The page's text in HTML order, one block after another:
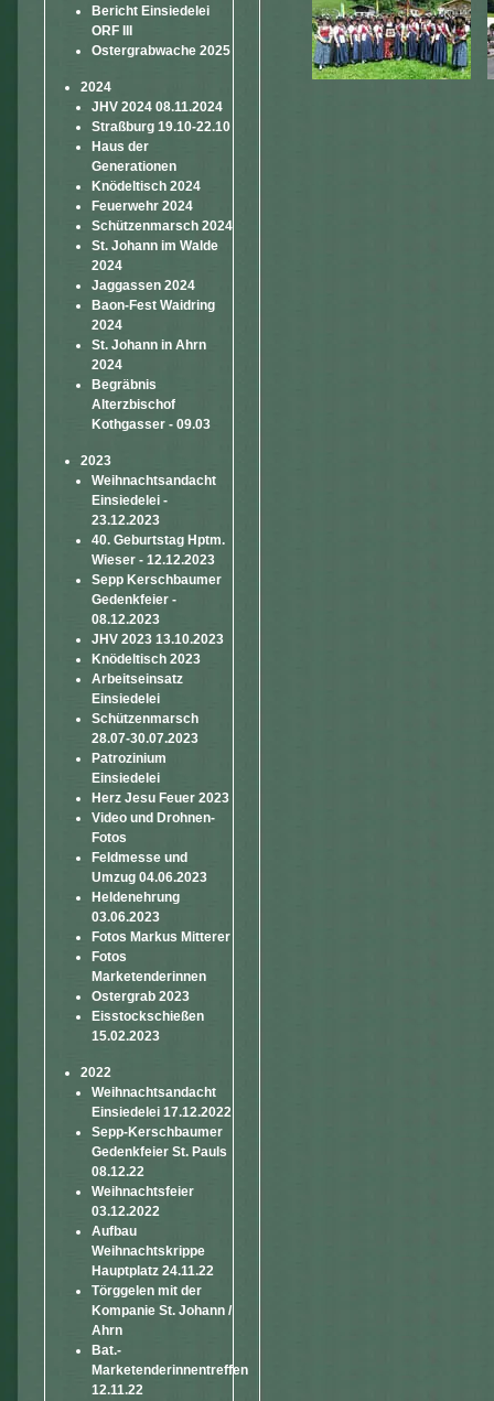
Bericht Einsiedelei
ORF III
Ostergrabwache 2025
2024
JHV 2024 08.11.2024
Straßburg 19.10-22.10
Haus der
Generationen
Knödeltisch 2024
Feuerwehr 2024
Schützenmarsch 2024
St. Johann im Walde
2024
Jaggassen 2024
Baon-Fest Waidring
2024
St. Johann in Ahrn
2024
Begräbnis
Alterzbischof
Kothgasser - 09.03
2023
Weihnachtsandacht
Einsiedelei -
23.12.2023
40. Geburtstag Hptm.
Wieser - 12.12.2023
Sepp Kerschbaumer
Gedenkfeier -
08.12.2023
JHV 2023 13.10.2023
Knödeltisch 2023
Arbeitseinsatz
Einsiedelei
Schützenmarsch
28.07-30.07.2023
Patrozinium
Einsiedelei
Herz Jesu Feuer 2023
Video und Drohnen-
Fotos
Feldmesse und
Umzug 04.06.2023
Heldenehrung
03.06.2023
Fotos Markus Mitterer
Fotos
Marketenderinnen
Ostergrab 2023
Eisstockschießen
15.02.2023
2022
Weihnachtsandacht
Einsiedelei 17.12.2022
Sepp-Kerschbaumer
Gedenkfeier St. Pauls
08.12.22
Weihnachtsfeier
03.12.2022
Aufbau
Weihnachtskrippe
Hauptplatz 24.11.22
Törggelen mit der
Kompanie St. Johann /
Ahrn
Bat.-
Marketenderinnentreffen
12.11.22